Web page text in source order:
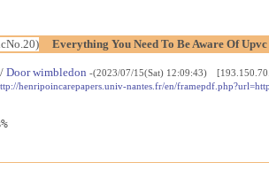
Everything You Need To Be Aware Of
Door wimbledon -(2023/07/15(Sat) 12:09:43)
henripoincarepapers.univ-nantes.fr/en/